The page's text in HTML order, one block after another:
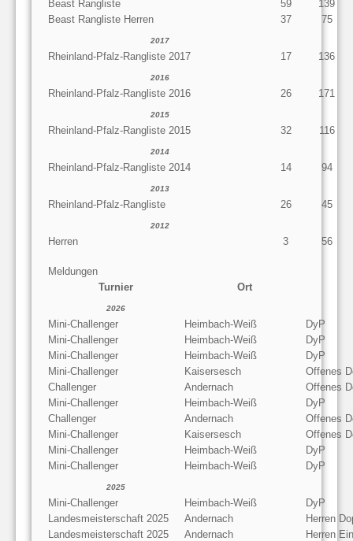
Beast Rangliste 59
139
Beast Rangliste Herren
37 75
2017
Rheinland-Pfalz-Rangliste 2017 17 136
2016
Rheinland-Pfalz-Rangliste 2016 26 171
2015
Rheinland-Pfalz-Rangliste 2015 32 116
2014
Rheinland-Pfalz-Rangliste 2014 14 94
2013
Rheinland-Pfalz-Rangliste 26 45
2012
Herren 3 56
Meldungen
Turnier
Ort
2026
Mini-Challenger Heimbach-Weiß
DyP
Mini-Challenger
Heimbach-Weiß
DyP
Mini-Challenger
Heimbach-Weiß
DyP
Mini-Challenger
Kaisersesch
Offenes
Challenger
Andernach
Offenes
Mini-Challenger
Heimbach-Weiß
DyP
Challenger
Andernach
Offenes
Mini-Challenger
Kaisersesch
Offenes
Mini-Challenger
Heimbach-Weiß
DyP
Mini-Challenger
Heimbach-Weiß DyP
2025
Mini-Challenger Heimbach-Weiß
DyP
Landesmeisterschaft 2025
Andernach
Herren
Landesmeisterschaft 2025
Andernach
Herren